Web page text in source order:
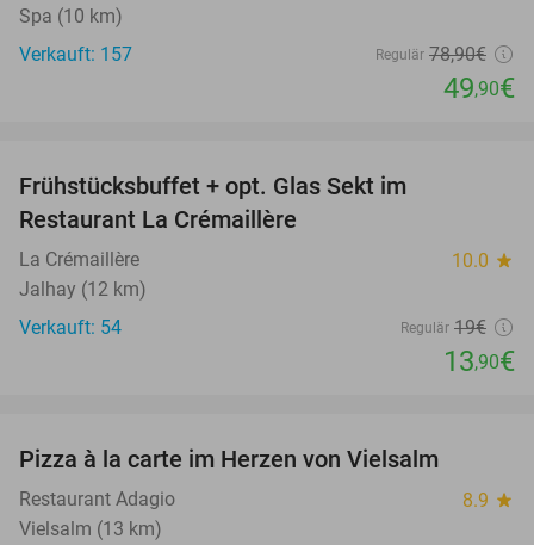
Spa (10 km)
Verkauft: 157
Regulär 78,90€
49,90€
Frühstücksbuffet + opt. Glas Sekt im
Restaurant La Crémaillère
La Crémaillère 10.0 star
Jalhay (12 km)
Verkauft: 54
Regulär 19€
13,90€
Pizza à la carte im Herzen von Vielsalm
Restaurant Adagio 8.9 star
Vielsalm (13 km)